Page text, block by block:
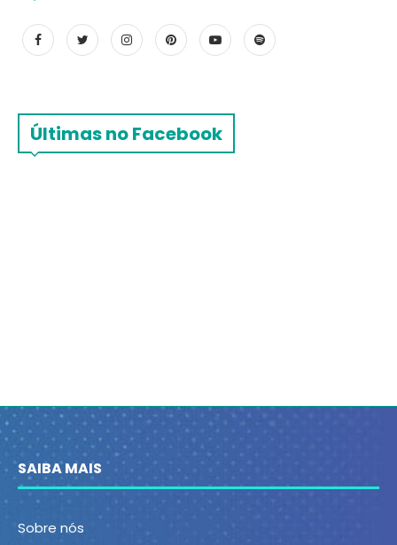
Últimas no Facebook
SAIBA MAIS
Sobre nós